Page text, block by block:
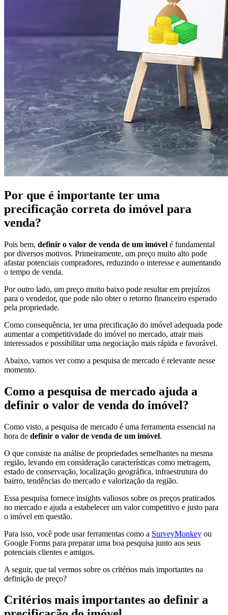
Por que é importante ter uma
precificação correta do imóvel para
venda?
Pois bem, definir o valor de venda de um imóvel é fundamental
por diversos motivos. Primeiramente, um preço muito alto pode
afastar potenciais compradores, reduzindo o interesse e aumentando
o tempo de venda.
Por outro lado, um preço muito baixo pode resultar em prejuízos
para o vendedor, que pode não obter o retorno financeiro esperado
pela propriedade.
Como consequência, ter uma precificação do imóvel adequada pode
aumentar a competitividade do imóvel no mercado, atrair mais
interessados e possibilitar uma negociação mais rápida e favorável.
Abaixo, vamos ver como a pesquisa de mercado é relevante nesse
momento.
Como a pesquisa de mercado ajuda a
definir o valor de venda do imóvel?
Como visto, a pesquisa de mercado é uma ferramenta essencial na
hora de definir o valor de venda de um imóvel.
O que consiste na análise de propriedades semelhantes na mesma
região, levando em consideração características como metragem,
estado de conservação, localização geográfica, infraestrutura do
bairro, tendências do mercado e valorização da região.
Essa pesquisa fornece insights valiosos sobre os preços praticados
no mercado e ajuda a estabelecer um valor competitivo e justo para
o imóvel em questão.
Para isso, você pode usar ferramentas como a SurveyMonkey ou
Google Forms para preparar uma boa pesquisa junto aos seus
potenciais clientes e amigos.
A seguir, que tal vermos sobre os critérios mais importantes na
definição de preço?
Critérios mais importantes ao definir a